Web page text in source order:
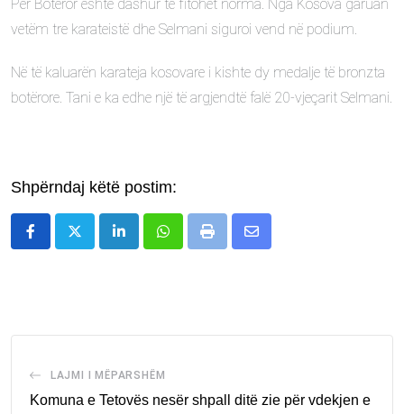
Për Botëror është dashur të fitohet norma. Nga Kosova garuan
vetëm tre karateistë dhe Selmani siguroi vend në podium.
Në të kaluarën karateja kosovare i kishte dy medalje të bronzta
botërore. Tani e ka edhe një të argjendtë falë 20-vjeçarit Selmani.
Shpërndaj këtë postim:
LinkedInWhatsappPrint
Share
LAJMI I MËPARSHËM
Komuna e Tetovës nesër shpall ditë zie për vdekjen e